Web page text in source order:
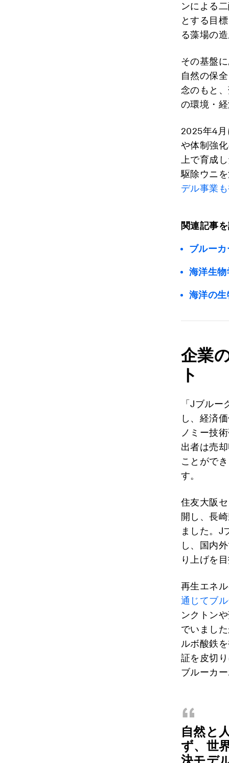
ンによる
とする目
る藻場の
その基盤
自然の保
念のもと
の環境・
2025年4
や体制強
上で育成
駆除ウニ
デル事業
関連記事
ブルー
海洋生
海洋の
企業
ト
「Jブル
し、経済
ノミー技
出者は売
ことがで
す。
住友大阪
開し、長
ました。J
し、国内
り上げを
再生エネ
通じてブ
ンクトン
でいまし
ルボ酸鉄
証を皮切
ブルーカ
“
自然と
ず、世